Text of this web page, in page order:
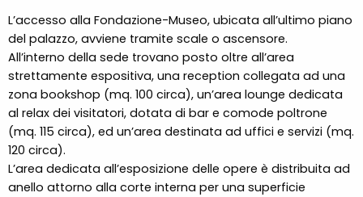
L’accesso alla Fondazione-Museo, ubicata all’ultimo piano
del palazzo, avviene tramite scale o ascensore.
All’interno della sede trovano posto oltre all’area
strettamente espositiva, una reception collegata ad una
zona bookshop (mq. 100 circa), un’area lounge dedicata
al relax dei visitatori, dotata di bar e comode poltrone
(mq. 115 circa), ed un’area destinata ad uffici e servizi (mq.
120 circa).
L’area dedicata all’esposizione delle opere è distribuita ad
anello attorno alla corte interna per una superficie